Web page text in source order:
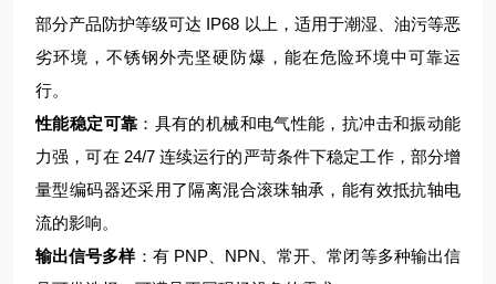
部分产品防护等级可达 IP68 以上，适用于潮湿、油污等恶
劣环境，不锈钢外壳坚硬防爆，能在危险环境中可靠运
行。
性能稳定可靠 ：具有的机械和电气性能，抗冲击和振动能
力强，可在 24/7 连续运行的严苛条件下稳定工作，部分增
量型编码器还采用了隔离混合滚珠轴承，能有效抵抗轴电
流的影响。
输出信号多样：有 PNP、NPN、常开、常闭等多种输出信